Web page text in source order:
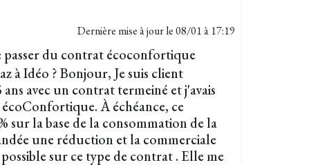
Dernière mise à jour le08/01 à 17:19
passer du contrat écoconfortique
à Idéo ? Bonjour, Je suis client
avec un contrat termeiné et j'avais
À échéance, ce
sur la base de la consommation de la
une réduction et la commerciale
sur ce type de contrat . Elle me